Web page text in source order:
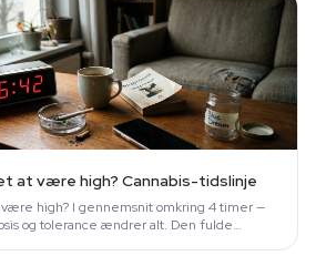
at være high? Cannabis-tidslinje
high? I gennemsnit omkring 4 timer —
og tolerance ændrer alt. Den fulde